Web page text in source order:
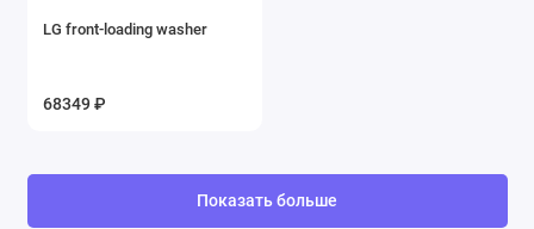
LG front-loading washer
68349 ₽
Показать больше